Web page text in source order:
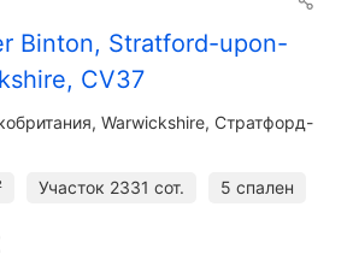
Binton, Stratford-upon-
CV37
Warwickshire, Стратфорд-
Участок 2331 сот. 5 спален